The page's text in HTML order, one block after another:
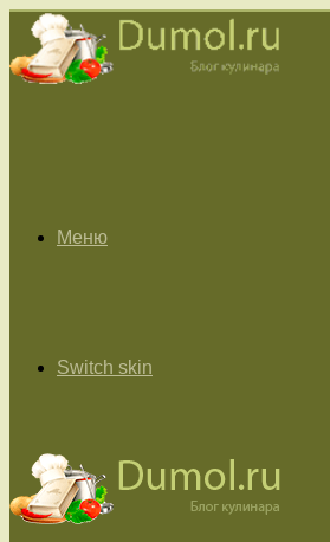
Меню
Switch skin